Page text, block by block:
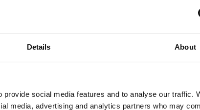
Details About
social media features and to analyse our traffic.
media, advertising and analytics partners who may